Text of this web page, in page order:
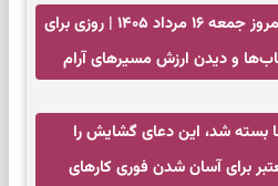
فال سرنوشت امروز جمعه ۱۶ مرداد ۱۴۰۵ | روزی برای
و دیدن ارزش مسیرهای آرام
بسته شد، این دعای گشایش را
برای آسان شدن فوری کارهای